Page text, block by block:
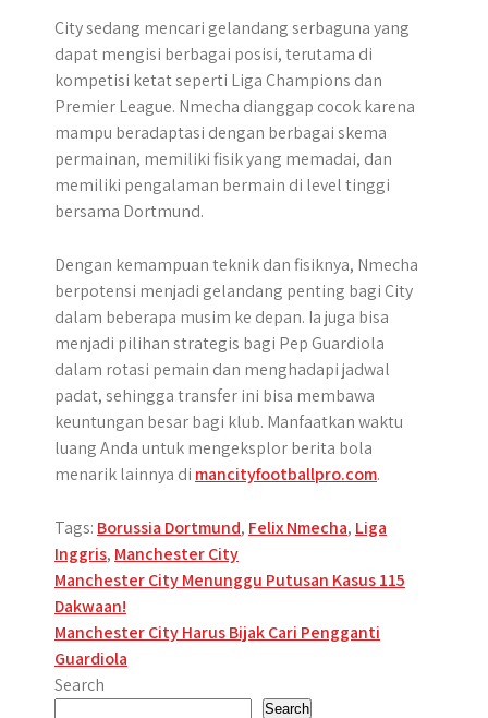
City sedang mencari gelandang serbaguna yang
dapat mengisi berbagai posisi, terutama di
kompetisi ketat seperti Liga Champions dan
Premier League. Nmecha dianggap cocok karena
mampu beradaptasi dengan berbagai skema
permainan, memiliki fisik yang memadai, dan
memiliki pengalaman bermain di level tinggi
bersama Dortmund.
Dengan kemampuan teknik dan fisiknya, Nmecha
berpotensi menjadi gelandang penting bagi City
dalam beberapa musim ke depan. Ia juga bisa
menjadi pilihan strategis bagi Pep Guardiola
dalam rotasi pemain dan menghadapi jadwal
padat, sehingga transfer ini bisa membawa
keuntungan besar bagi klub. Manfaatkan waktu
luang Anda untuk mengeksplor berita bola
menarik lainnya di mancityfootballpro.com.
Tags: Borussia Dortmund, Felix Nmecha, Liga
Inggris, Manchester City
Post
navigation
Manchester City Menunggu Putusan Kasus 115
Dakwaan!
Manchester City Harus Bijak Cari Pengganti
Guardiola
Search
Search